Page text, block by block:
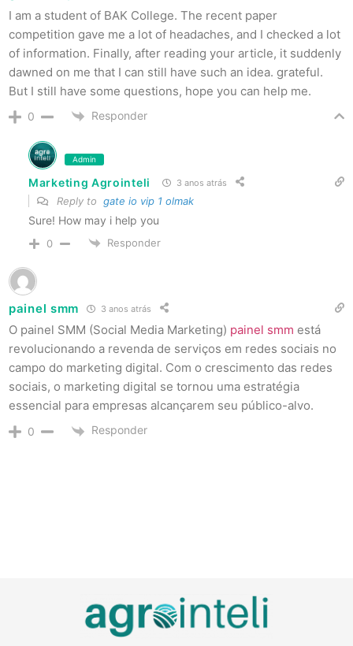
I am a student of BAK College. The recent paper
competition gave me a lot of headaches, and I checked a lot
of information. Finally, after reading your article, it suddenly
dawned on me that I can still have such an idea. grateful.
But I still have some questions, hope you can help me.
0 Responder
Admin
Marketing Agrointeli 3 anos atrás
Reply to gate io vip 1 olmak
Sure! How may i help you
0 Responder
painel smm 3 anos atrás
O painel SMM (Social Media Marketing) painel smm está
revolucionando a revenda de serviços em redes sociais no
campo do marketing digital. Com o crescimento das redes
sociais, o marketing digital se tornou uma estratégia
essencial para empresas alcançarem seu público-alvo.
0 Responder